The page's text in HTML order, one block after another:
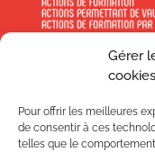
Gérer
cookies
Pour offrir les meilleures
de consentir à ces
telles que le
En savoir +